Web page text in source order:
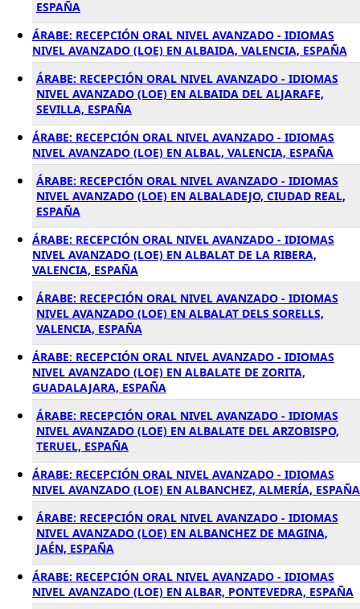
ESPAÑA
ÁRABE: RECEPCIÓN ORAL NIVEL AVANZADO - IDIOMAS
NIVEL AVANZADO (LOE) EN ALBAIDA, VALENCIA, ESPAÑA
ÁRABE: RECEPCIÓN ORAL NIVEL AVANZADO - IDIOMAS
NIVEL AVANZADO (LOE) EN ALBAIDA DEL ALJARAFE,
SEVILLA, ESPAÑA
ÁRABE: RECEPCIÓN ORAL NIVEL AVANZADO - IDIOMAS
NIVEL AVANZADO (LOE) EN ALBAL, VALENCIA, ESPAÑA
ÁRABE: RECEPCIÓN ORAL NIVEL AVANZADO - IDIOMAS
NIVEL AVANZADO (LOE) EN ALBALADEJO, CIUDAD REAL,
ESPAÑA
ÁRABE: RECEPCIÓN ORAL NIVEL AVANZADO - IDIOMAS
NIVEL AVANZADO (LOE) EN ALBALAT DE LA RIBERA,
VALENCIA, ESPAÑA
ÁRABE: RECEPCIÓN ORAL NIVEL AVANZADO - IDIOMAS
NIVEL AVANZADO (LOE) EN ALBALAT DELS SORELLS,
VALENCIA, ESPAÑA
ÁRABE: RECEPCIÓN ORAL NIVEL AVANZADO - IDIOMAS
NIVEL AVANZADO (LOE) EN ALBALATE DE ZORITA,
GUADALAJARA, ESPAÑA
ÁRABE: RECEPCIÓN ORAL NIVEL AVANZADO - IDIOMAS
NIVEL AVANZADO (LOE) EN ALBALATE DEL ARZOBISPO,
TERUEL, ESPAÑA
ÁRABE: RECEPCIÓN ORAL NIVEL AVANZADO - IDIOMAS
NIVEL AVANZADO (LOE) EN ALBANCHEZ, ALMERÍA, ESPAÑA
ÁRABE: RECEPCIÓN ORAL NIVEL AVANZADO - IDIOMAS
NIVEL AVANZADO (LOE) EN ALBANCHEZ DE MAGINA,
JAÉN, ESPAÑA
ÁRABE: RECEPCIÓN ORAL NIVEL AVANZADO - IDIOMAS
NIVEL AVANZADO (LOE) EN ALBAR, PONTEVEDRA, ESPAÑA